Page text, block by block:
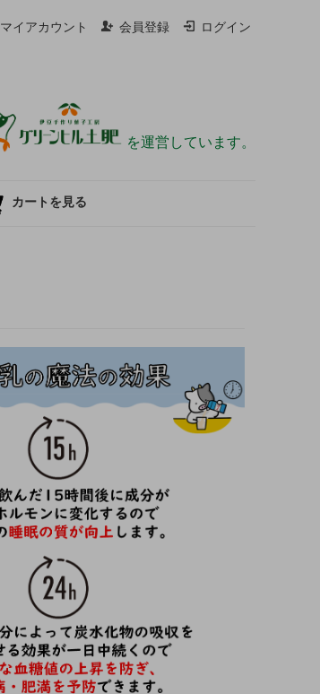
マイアカウント 会員登録 ログイン
を運営しています。
カートを見る